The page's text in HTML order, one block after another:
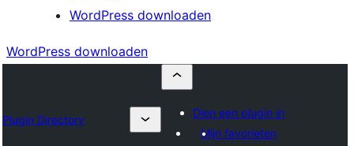
WordPress downloaden
WordPress downloaden
Plugin Directory
Dien een plugin in
Mijn favorieten